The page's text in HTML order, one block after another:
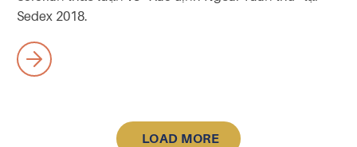
Sedex 2018.
LOAD MORE